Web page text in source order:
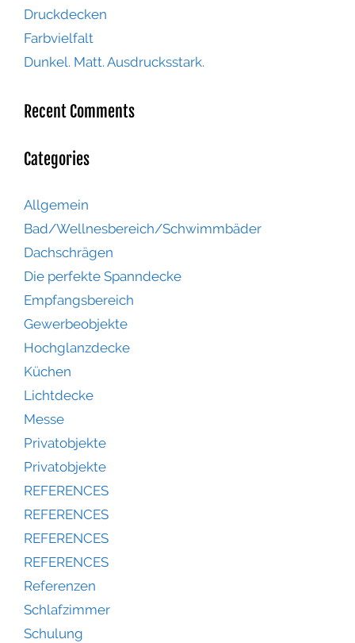
Druckdecken
Farbvielfalt
Dunkel. Matt. Ausdrucksstark.
Recent Comments
Categories
Allgemein
Bad/Wellnesbereich/Schwimmbäder
Dachschrägen
Die perfekte Spanndecke
Empfangsbereich
Gewerbeobjekte
Hochglanzdecke
Küchen
Lichtdecke
Messe
Privatobjekte
Privatobjekte
REFERENCES
REFERENCES
REFERENCES
REFERENCES
Referenzen
Schlafzimmer
Schulung